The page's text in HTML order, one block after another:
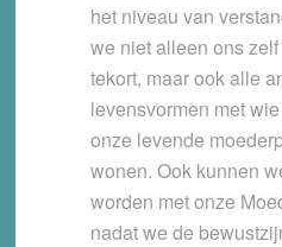
het niveau van
we niet alleen ons
tekort, maar ook alle
levensvormen met
onze levende
wonen. Ook kunnen
worden met onze
nadat we de